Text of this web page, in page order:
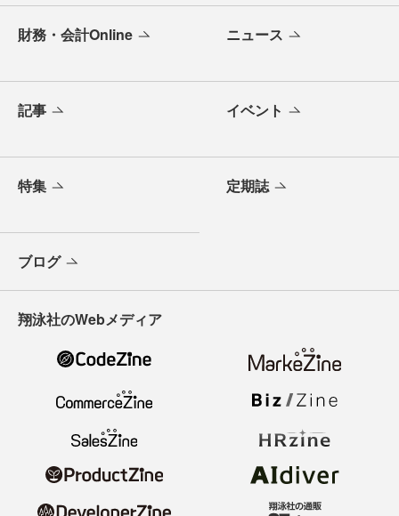
財務・会計Online ニュース
記事 イベント
特集 定期誌
ブログ
翔泳社のWebメディア